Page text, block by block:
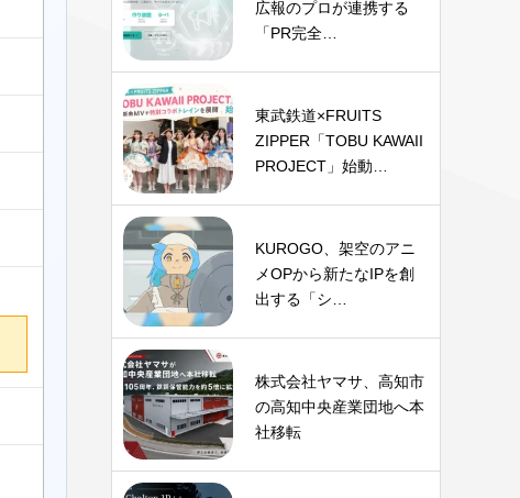
広報のプロが連携する
「PR完全…
東武鉄道×FRUITS
ZIPPER「TOBU KAWAII
PROJECT」始動…
KUROGO、架空のアニ
メOPから新たなIPを創
出する「シ…
株式会社ヤマサ、高知市
の高知中央産業団地へ本
社移転